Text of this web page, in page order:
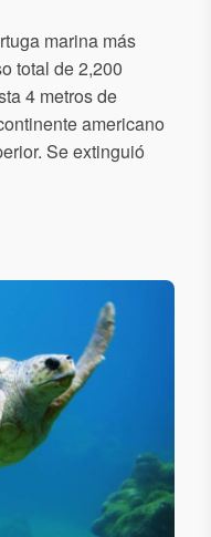
marina más
total de 2,200
4 metros de
americano
Se extinguió